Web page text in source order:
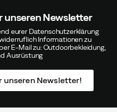
unseren Newsletter
eurer Datenschutzerklärung
Informationen zu
E-Mail zu: Outdoorbekleidung,
Ausrüstung
unseren Newsletter!